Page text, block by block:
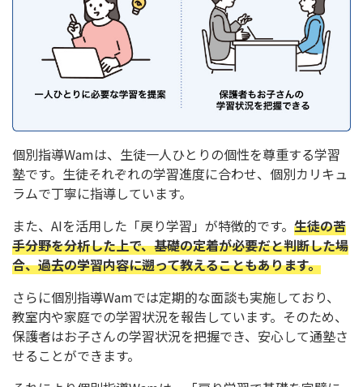
個別指導Wamは、生徒一人ひとりの個性を尊重する学習
塾です。生徒それぞれの学習進度に合わせ、個別カリキュ
ラムで丁寧に指導しています。
また、AIを活用した「戻り学習」が特徴的です。 生徒の苦
手分野を分析した上で、基礎の定着が必要だと判断した場
合、過去の学習内容に遡って教えることもあります。
さらに個別指導Wamでは定期的な面談も実施しており、
教室内や家庭での学習状況を報告しています。そのため、
保護者はお子さんの学習状況を把握でき、安心して通塾さ
せることができます。